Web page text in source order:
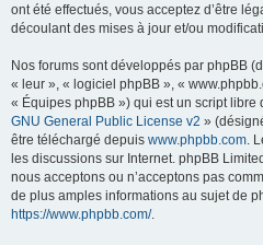
ont été effectués, vous acceptez d’être
découlant des mises à jour et/ou
Nos forums sont développés par phpBB
« leur », « logiciel phpBB », «
« Équipes phpBB ») qui est un script
GNU General Public License v2 »
être téléchargé depuis www.phpbb.com.
les discussions sur Internet. phpBB
nous acceptons ou n’acceptons pas
de plus amples informations au sujet de
https://www.phpbb.com/.